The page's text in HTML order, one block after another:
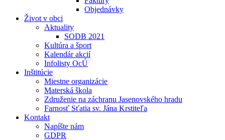
Objednávky
Život v obci
Aktuality
SODB 2021
Kultúra a šport
Kalendár akcií
Infolisty OcÚ
Inštitúcie
Miestne organizácie
Materská škola
Združenie na záchranu Jasenovského hradu
Farnosť Sťatia sv. Jána Krstiteľa
Kontakt
Napíšte nám
GDPR